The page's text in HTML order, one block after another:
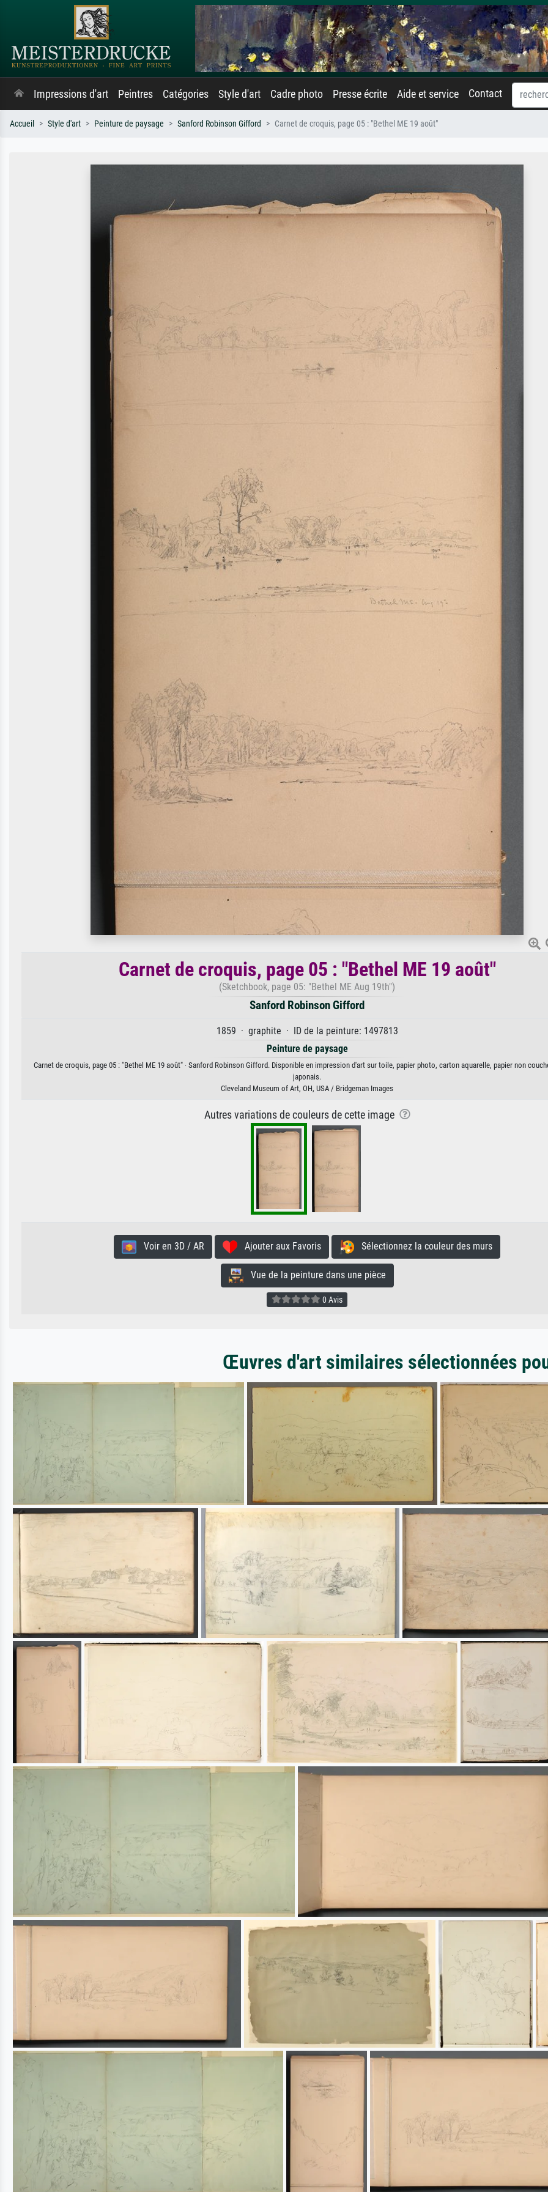
Impressions d'art Peintres Catégories Style d'art Cadre photo Presse écrite Aide et service Contact
Accueil Style d'art Peinture de paysage Sanford Robinson Gifford Carnet de croquis, page 05 : "Bethel ME 19 août"
Carnet de croquis, page 05 : "Bethel ME 19 août"
(Sketchbook, page 05: "Bethel ME Aug 19th")
Sanford Robinson Gifford
1859 · graphite · ID de la peinture: 1497813
Peinture de paysage
Carnet de croquis, page 05 : "Bethel ME 19 août" · Sanford Robinson Gifford. Disponible en impression d'art sur toile, papier photo, carton aquarelle, papier non
japonais.
Cleveland Museum of Art, OH, USA / Bridgeman Images
Autres variations de couleurs de cette image
Voir en 3D / AR Ajouter aux Favoris Sélectionnez la couleur des murs
Vue de la peinture dans une pièce
0 Avis
Œuvres d'art similaires sélectionnées